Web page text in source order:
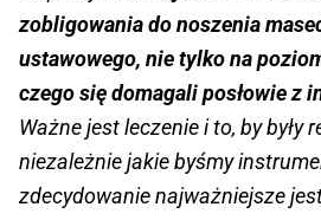
zobligowania do noszenia
ustawowego, nie tylko na
czego się domagali posłowie z
Ważne jest leczenie i to, by były
niezależnie jakie byśmy
zdecydowanie najważniejsze